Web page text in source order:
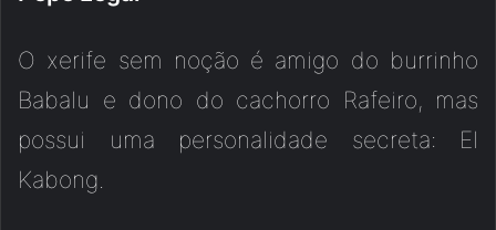
O xerife sem noção é amigo do burrinho
Babalu e dono do cachorro Rafeiro, mas
possui uma personalidade secreta: El
Kabong.